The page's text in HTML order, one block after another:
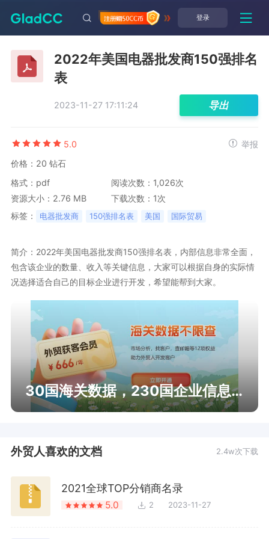
登录
2022年美国电器批发商150强排名
表
2023-11-27 17:11:24 导出
5.0
举报
价格：20 钻石
格式：pdf
阅读次数：1,026次
资源大小：2.76 MB
下载次数：1次
标签：
电器批发商 150强排名表 美国 国际贸易
简介：2022年美国电器批发商150强排名表，内部信息非常全面，
包含该企业的数量、收入等关键信息，大家可以根据自身的实际情
况选择适合自己的目标企业进行开发，希望能帮到大家。
30国海关数据，230国企业信息查询
外贸人喜欢的文档 2.4w次下载
2021全球TOP分销商名录
5.0 2 2023-11-27